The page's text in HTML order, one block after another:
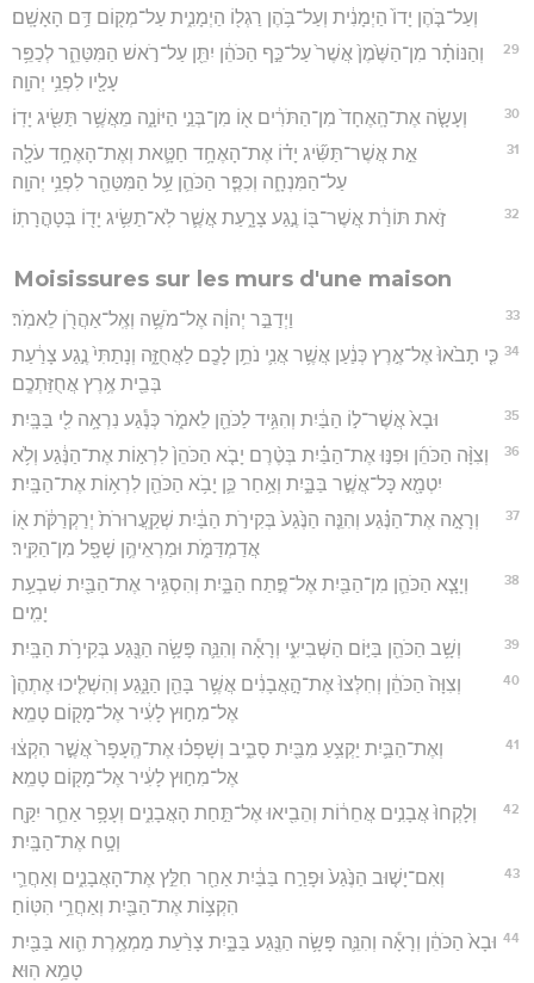
וְעַל־בֹּ֤הֶן יָדוֹ֙ הַיְמָנִ֔ית וְעַל־בֹּ֥הֶן רַגְל֖וֹ הַיְמָנִ֑ית עַל־מְק֖וֹם דַּ֥ם הָאָשָֽׁם׃
29
וְהַנּוֹתָ֗ר מִן־הַשֶּׁ֙מֶן֙ אֲשֶׁר֙ עַל־כַּ֣ף הַכֹּהֵ֔ן יִתֵּ֖ן עַל־רֹ֣אשׁ הַמִּטַּהֵ֑ר לְכַפֵּ֥ר
עָלָ֖יו לִפְנֵ֥י יְהוָֽה׃
30 וְעָשָׂ֤ה אֶת־הָֽאֶחָד֙ מִן־הַתֹּרִ֔ים א֖וֹ מִן־בְּנֵ֣י הַיּוֹנָ֑ה מֵאֲשֶׁ֥ר תַּשִּׂ֖יג יָדֽוֹ׃
31
אֵ֣ת אֲשֶׁר־תַּשִּׂ֞יג יָד֗וֹ אֶת־הָאֶחָ֥ד חַטָּ֛את וְאֶת־הָאֶחָ֥ד עֹלָ֖ה
עַל־הַמִּנְחָ֑ה וְכִפֶּ֧ר הַכֹּהֵ֛ן עַ֥ל הַמִּטַּהֵ֖ר לִפְנֵ֥י יְהוָֽה׃
32 זֹ֣את תּוֹרַ֔ת אֲשֶׁר־בּ֖וֹ נֶ֣גַע צָרָ֑עַת אֲשֶׁ֛ר לֹֽא־תַשִּׂ֥יג יָד֖וֹ בְּטָהֳרָתֽוֹ׃
Moisissures sur les murs d'une maison
33 וַיְדַבֵּ֣ר יְהוָ֔ה אֶל־מֹשֶׁ֥ה וְאֶֽל־אַהֲרֹ֖ן לֵאמֹֽר׃
34 כִּ֤י תָבֹ֙אוּ֙ אֶל־אֶ֣רֶץ כְּנַ֔עַן אֲשֶׁ֥ר אֲנִ֛י נֹתֵ֥ן לָכֶ֖ם לַאֲחֻזָּ֑ה וְנָתַתִּי֙ נֶ֣גַע צָרַ֔עַת
בְּבֵ֖ית אֶ֥רֶץ אֲחֻזַּתְכֶֽם׃
35 וּבָא֙ אֲשֶׁר־ל֣וֹ הַבַּ֔יִת וְהִגִּ֥יד לַכֹּהֵ֖ן לֵאמֹ֑ר כְּנֶ֕גַע נִרְאָ֥ה לִ֖י בַּבָּֽיִת׃
36
וְצִוָּ֨ה הַכֹּהֵ֜ן וּפִנּ֣וּ אֶת־הַבַּ֗יִת בְּטֶ֨רֶם יָבֹ֤א הַכֹּהֵן֙ לִרְא֣וֹת אֶת־הַנֶּ֔גַע וְלֹ֥א
יִטְמָ֖א כָּל־אֲשֶׁ֣ר בַּבָּ֑יִת וְאַ֥חַר כֵּ֛ן יָבֹ֥א הַכֹּהֵ֖ן לִרְא֥וֹת אֶת־הַבָּֽיִת׃
37
וְרָאָ֣ה אֶת־הַנֶּ֗גַע וְהִנֵּ֤ה הַנֶּ֙גַע֙ בְּקִירֹ֣ת הַבַּ֔יִת שְׁקַֽעֲרוּרֹת֙ יְרַקְרַקֹּ֔ת א֖וֹ
אֲדַמְדַּמֹּ֑ת וּמַרְאֵיהֶ֥ן שָׁפָ֖ל מִן־הַקִּֽיר׃
38
וְיָצָ֧א הַכֹּהֵ֛ן מִן־הַבַּ֖יִת אֶל־פֶּ֣תַח הַבָּ֑יִת וְהִסְגִּ֥יר אֶת־הַבַּ֖יִת שִׁבְעַ֥ת
יָמִֽים׃
39 וְשָׁ֥ב הַכֹּהֵ֖ן בַּיּ֣וֹם הַשְּׁבִיעִ֑י וְרָאָ֕ה וְהִנֵּ֛ה פָּשָׂ֥ה הַנֶּ֖גַע בְּקִירֹ֥ת הַבָּֽיִת׃
40
וְצִוָּה֙ הַכֹּהֵ֔ן וְחִלְּצוּ֙ אֶת־הָ֣אֲבָנִ֔ים אֲשֶׁ֥ר בָּהֵ֖ן הַנָּ֑גַע וְהִשְׁלִ֤יכוּ אֶתְהֶן֙
אֶל־מִח֣וּץ לָעִ֔יר אֶל־מָק֖וֹם טָמֵֽא׃
41
וְאֶת־הַבַּ֛יִת יַקְצִ֥עַ מִבַּ֖יִת סָבִ֑יב וְשָׁפְכ֗וּ אֶת־הֶֽעָפָר֙ אֲשֶׁ֣ר הִקְצ֔וּ
אֶל־מִח֣וּץ לָעִ֔יר אֶל־מָק֖וֹם טָמֵֽא׃
42
וְלָקְחוּ֙ אֲבָנִ֣ים אֲחֵר֔וֹת וְהֵבִ֖יאוּ אֶל־תַּ֣חַת הָאֲבָנִ֑ים וְעָפָ֥ר אַחֵ֛ר יִקַּ֖ח
וְטָ֥ח אֶת־הַבָּֽיִת׃
43
וְאִם־יָשׁ֤וּב הַנֶּ֙גַע֙ וּפָרַ֣ח בַּבַּ֔יִת אַחַ֖ר חִלֵּ֣ץ אֶת־הָאֲבָנִ֑ים וְאַחֲרֵ֛י
הִקְצ֥וֹת אֶת־הַבַּ֖יִת וְאַחֲרֵ֥י הִטּֽוֹחַ׃
44 וּבָא֙ הַכֹּהֵ֔ן וְרָאָ֕ה וְהִנֵּ֛ה פָּשָׂ֥ה הַנֶּ֖גַע בַּבָּ֑יִת צָרַ֨עַת מַמְאֶ֥רֶת הִ֛וא בַּבַּ֖יִת
טָמֵ֥א הֽוּא׃